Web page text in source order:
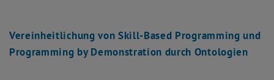
Vereinheitlichung von Skill-Based Programming und
Programming by Demonstration durch Ontologien